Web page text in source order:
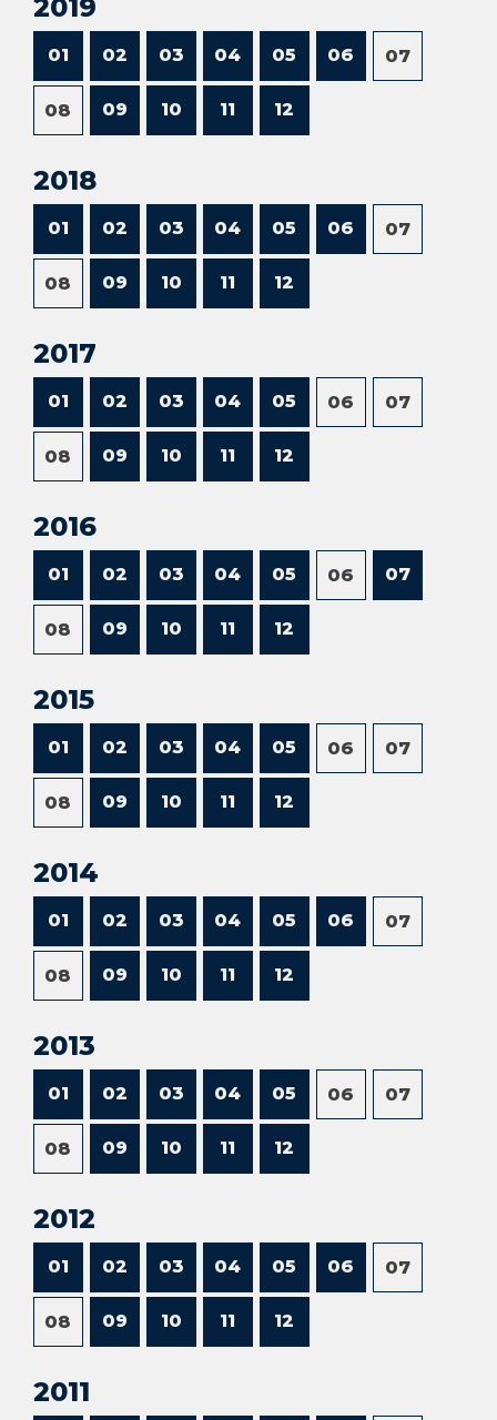
2019
01 02 03 04 05 06 07
08 09 10 11 12
2018
01 02 03 04 05 06 07
08 09 10 11 12
2017
01 02 03 04 05 06 07
08 09 10 11 12
2016
01 02 03 04 05 06 07
08 09 10 11 12
2015
01 02 03 04 05 06 07
08 09 10 11 12
2014
01 02 03 04 05 06 07
08 09 10 11 12
2013
01 02 03 04 05 06 07
08 09 10 11 12
2012
01 02 03 04 05 06 07
08 09 10 11 12
2011